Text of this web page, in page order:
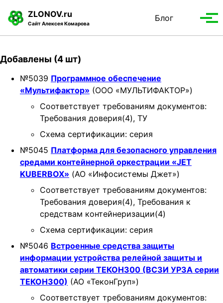
t
o
t
o
t
o
ZLONOV.ru
Сайт Алексея Комарова
Блог
Toggle
Добавлены (4 шт)
№5039 Программное обеспечение
«Мультифактор» (ООО «МУЛЬТИФАКТОР»)
Соответствует требованиям документов:
Требования доверия(4), ТУ
Схема сертификации: серия
№5045 Платформа для безопасного управления
средами контейнерной оркестрации «JET
KUBERBOX» (АО «Инфосистемы Джет»)
Соответствует требованиям документов:
Требования доверия(4), Требования к
средствам контейнеризации(4)
Схема сертификации: серия
№5046 Встроенные средства защиты
информации устройства релейной защиты и
автоматики серии ТЕКОН300 (ВСЗИ УРЗА серии
ТЕКОН300) (АО «ТеконГруп»)
Соответствует требованиям документов: